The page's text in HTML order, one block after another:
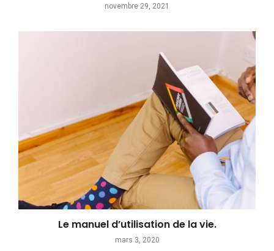
novembre 29, 2021
Le manuel d’utilisation de la vie.
mars 3, 2020